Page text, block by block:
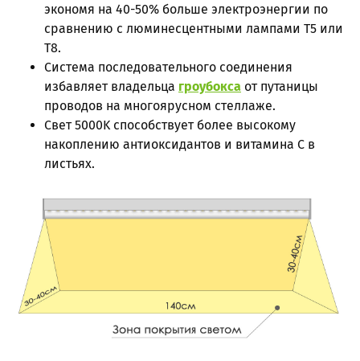
экономя на 40-50% больше электроэнергии по
сравнению с люминесцентными лампами T5 или
T8.
Система последовательного соединения
избавляет владельца гроубокса от путаницы
проводов на многоярусном стеллаже.
Свет 5000K способствует более высокому
накоплению антиоксидантов и витамина С в
листьях.